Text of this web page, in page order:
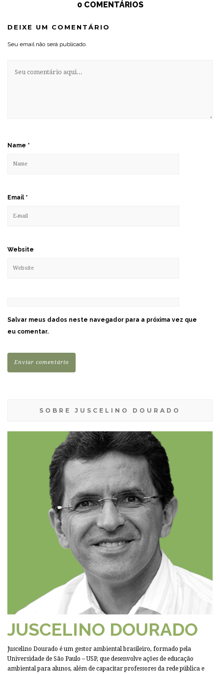
0 COMENTÁRIOS
DEIXE UM COMENTÁRIO
Seu email não será publicado.
Name *
Email *
Website
Salvar meus dados neste navegador para a próxima vez que
eu comentar.
SOBRE JUSCELINO DOURADO
JUSCELINO DOURADO
Juscelino Dourado é um gestor ambiental brasileiro, formado pela
Universidade de São Paulo – USP, que desenvolve ações de educação
ambiental para alunos, além de capacitar professores da rede pública e